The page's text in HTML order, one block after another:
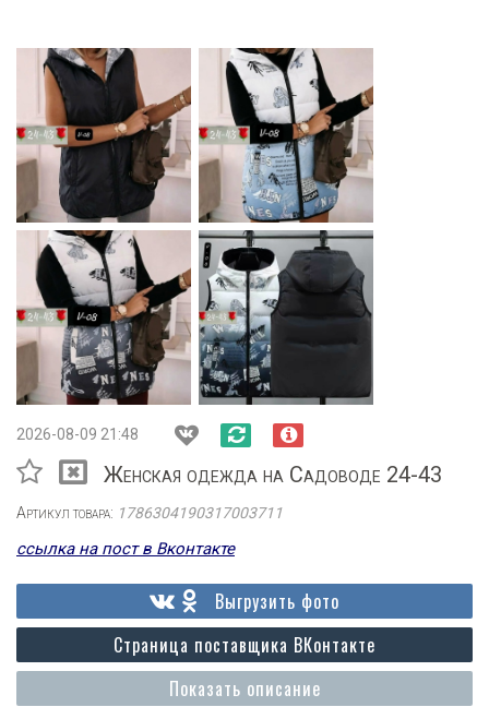
2026-08-09 21:48
Женская одежда на Садоводе 24-43
Артикул товара: 1786304190317003711
ссылка на пост в Вконтакте
Показать описание
Страница поставщика ВКонтакте
Выгрузить фото